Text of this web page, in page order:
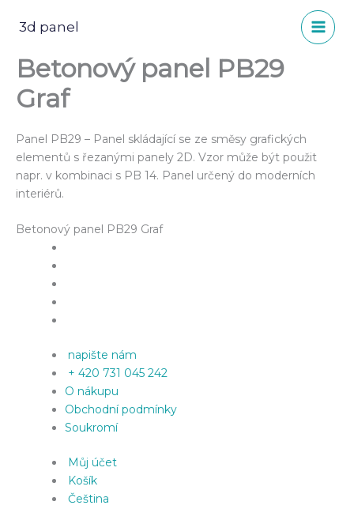
3d panel
Betonový panel PB29
Graf
Panel PB29 – Panel skládající se ze směsy grafických
elementů s řezanými panely 2D. Vzor může být použit
napr. v kombinaci s PB 14. Panel určený do moderních
interiérů.
Betonový panel PB29 Graf
napište nám
+ 420 731 045 242
O nákupu
Obchodní podmínky
Soukromí
Můj účet
Košík
Čeština